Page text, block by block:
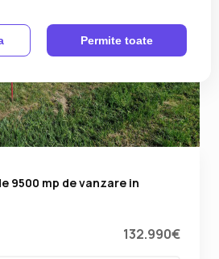
9500 mp de vanzare in
132.990€
Permite toate